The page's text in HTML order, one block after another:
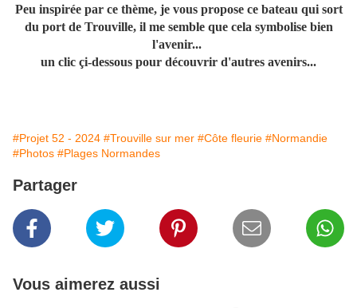
Peu inspirée par ce thème, je vous propose ce bateau qui sort
du port de Trouville, il me semble que cela symbolise bien
l'avenir...
un clic çi-dessous pour découvrir d'autres avenirs...
#Projet 52 - 2024 #Trouville sur mer #Côte fleurie #Normandie
#Photos #Plages Normandes
Partager
Vous aimerez aussi